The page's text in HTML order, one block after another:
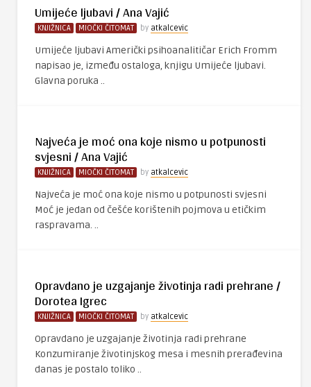
Umijeće ljubavi / Ana Vajić
KNJIŽNICA MIOČKI ČITOMAT by atkalcevic
Umijeće ljubavi Američki psihoanalitičar Erich Fromm
napisao je, između ostaloga, knjigu Umijeće ljubavi.
Glavna poruka ..
Najveća je moć ona koje nismo u potpunosti
svjesni / Ana Vajić
KNJIŽNICA MIOČKI ČITOMAT by atkalcevic
Najveća je moć ona koje nismo u potpunosti svjesni
Moć je jedan od češće korištenih pojmova u etičkim
raspravama. ..
Opravdano je uzgajanje životinja radi prehrane /
Dorotea Igrec
KNJIŽNICA MIOČKI ČITOMAT by atkalcevic
Opravdano je uzgajanje životinja radi prehrane
Konzumiranje životinjskog mesa i mesnih prerađevina
danas je postalo toliko ..